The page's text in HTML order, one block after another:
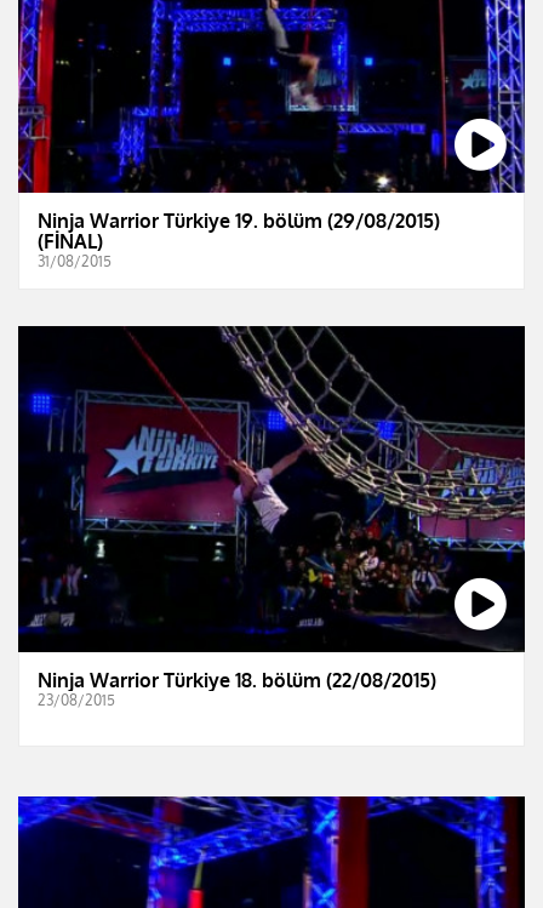
Ninja Warrior Türkiye 19. bölüm (29/08/2015)
(FİNAL)
31/08/2015
Ninja Warrior Türkiye 18. bölüm (22/08/2015)
23/08/2015